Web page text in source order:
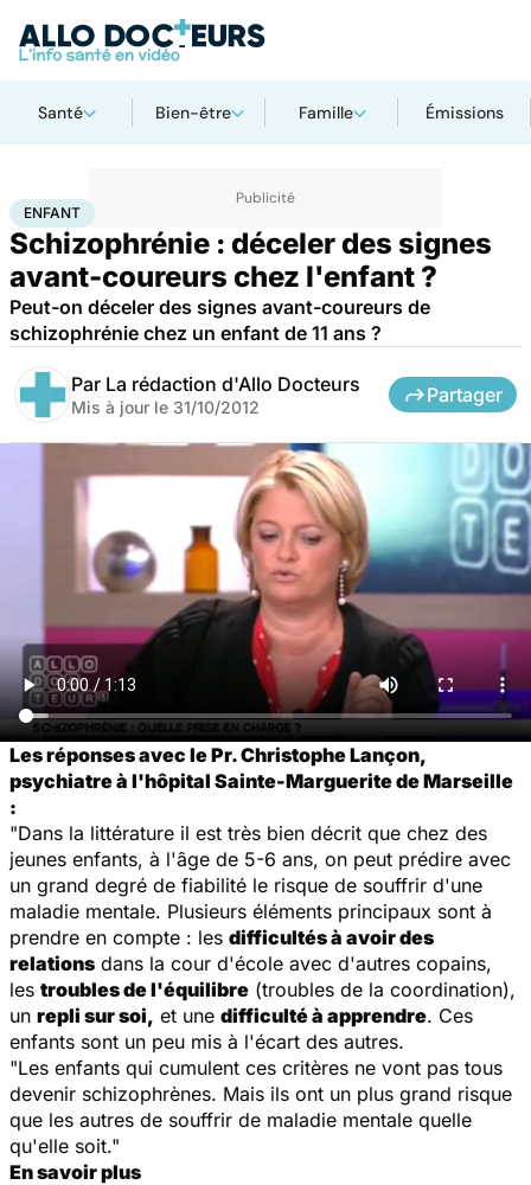
Santé Bien-être Famille Émissions
AccueilFamille
ENFANT
Schizophrénie : déceler des signes
avant-coureurs chez l'enfant ?
Peut-on déceler des signes avant-coureurs de
schizophrénie chez un enfant de 11 ans ?
Par La rédaction d'Allo Docteurs
Mis à jour le 31/10/2012
Partager
Les réponses avec le Pr. Christophe Lançon,
psychiatre à l'hôpital Sainte-Marguerite de Marseille
:
"Dans la littérature il est très bien décrit que chez des
jeunes enfants, à l'âge de 5-6 ans, on peut prédire avec
un grand degré de fiabilité le risque de souffrir d'une
maladie mentale. Plusieurs éléments principaux sont à
prendre en compte : les difficultés à avoir des
relations dans la cour d'école avec d'autres copains,
les troubles de l'équilibre (troubles de la coordination),
un repli sur soi, et une difficulté à apprendre. Ces
enfants sont un peu mis à l'écart des autres.
"Les enfants qui cumulent ces critères ne vont pas tous
devenir schizophrènes. Mais ils ont un plus grand risque
que les autres de souffrir de maladie mentale quelle
qu'elle soit."
En savoir plus